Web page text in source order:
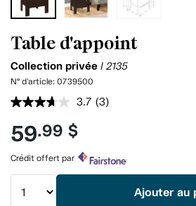
Table d'appoint
Collection privée I 2135
N° d'article: 0739500
3.7 Lire
vers
la
(3)
59.99 $
Crédit offert par
Ajouter au